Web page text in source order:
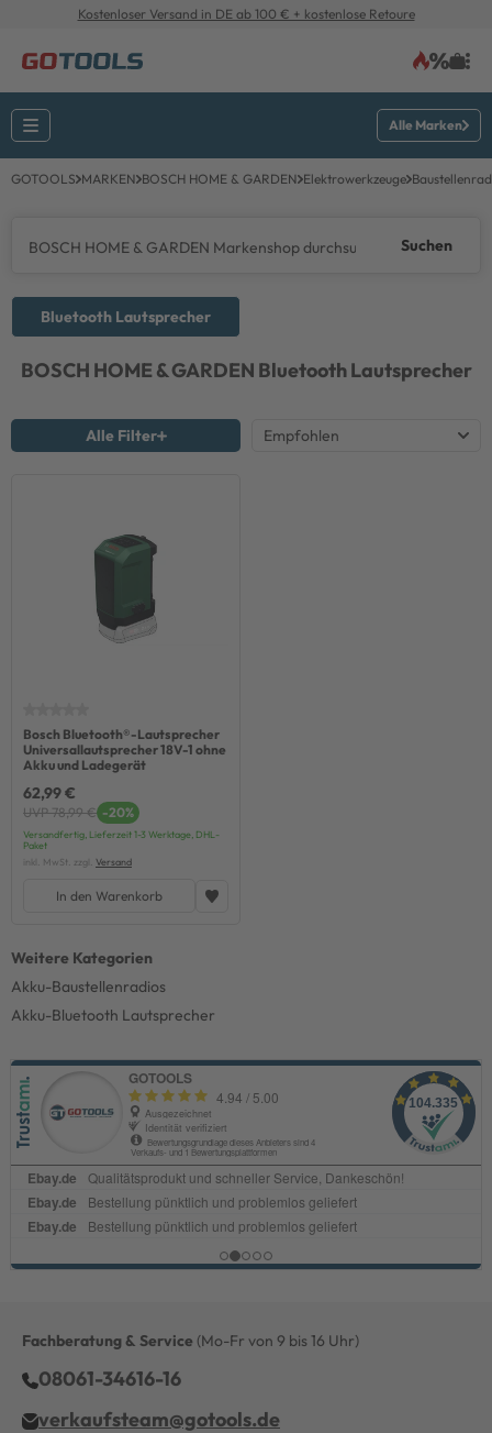
Kostenloser Versand in DE ab 100 € + kostenlose Retoure
Alle Marken
GOTOOLS MARKEN BOSCH HOME & GARDEN Elektrowerkzeuge
Suchen
Bluetooth Lautsprecher
BOSCH HOME & GARDEN Bluetooth Lautsprecher
Alle Filter
Bosch Bluetooth®-Lautsprecher
Universallautsprecher 18V-1 ohne
Akku und Ladegerät
62,99 €
UVP 78,99 € -20%
Versandfertig, Lieferzeit 1-3 Werktage, DHL-
Paket
inkl. MwSt. zzgl. Versand
In den Warenkorb
Akku-Baustellenradios
Akku-Bluetooth Lautsprecher
Fachberatung & Service (Mo-Fr von 9 bis 16 Uhr)
08061-34616-16
verkaufsteam@gotools.de